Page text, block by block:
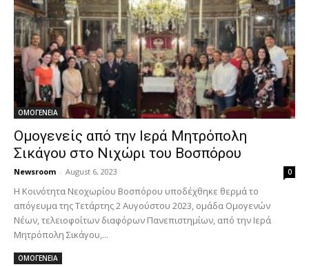
ΟΜΟΓΕΝΕΙΑ
Ομογενείς από την Ιερά Μητρόπολη
Σικάγου στο Νιχώρι του Βοσπόρου
Newsroom - August 6, 2023 0
Η Κοινότητα Νεοχωρίου Βοσπόρου υποδέχθηκε θερμά το
απόγευμα της Τετάρτης 2 Αυγούστου 2023, ομάδα Ομογενών
Νέων, τελειοφοίτων διαφόρων Πανεπιστημίων, από την Ιερά
Μητρόπολη Σικάγου,...
ΟΜΟΓΕΝΕΙΑ